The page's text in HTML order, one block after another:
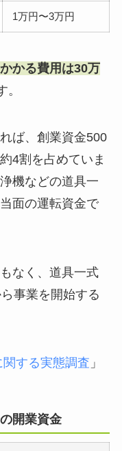
1万円〜3万円
かる費用は30万
ば、創業資金500
4割を占めていま
機などの道具一
面の運転資金で
なく、道具一式
事業を開始する
関する実態調査 」
開業資金